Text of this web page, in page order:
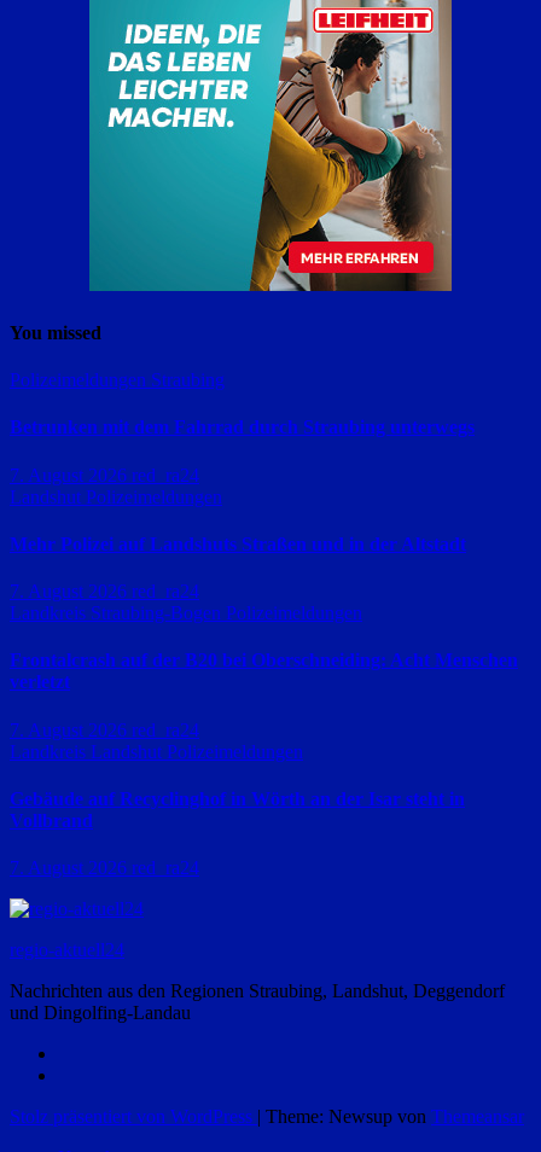
You missed
Polizeimeldungen Straubing
Betrunken mit dem Fahrrad durch Straubing unterwegs
7. August 2026 red_ra24
Landshut Polizeimeldungen
Mehr Polizei auf Landshuts Straßen und in der Altstadt
7. August 2026 red_ra24
Landkreis Straubing-Bogen Polizeimeldungen
Frontalcrash auf der B20 bei Oberschneiding: Acht Menschen
verletzt
7. August 2026 red_ra24
Landkreis Landshut Polizeimeldungen
Gebäude auf Recyclinghof in Wörth an der Isar steht in
Vollbrand
7. August 2026 red_ra24
regio-aktuell24
Nachrichten aus den Regionen Straubing, Landshut, Deggendorf
und Dingolfing-Landau
Stolz präsentiert von WordPress | Theme: Newsup von Themeansar